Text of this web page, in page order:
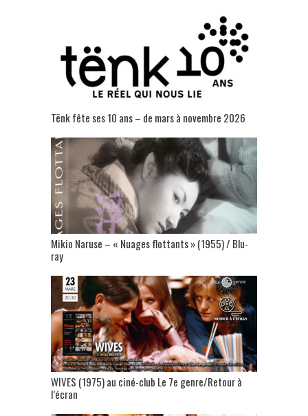
Tënk fête ses 10 ans – de mars à novembre 2026
Mikio Naruse – « Nuages flottants » (1955) / Blu-
ray
WIVES (1975) au ciné-club Le 7e genre/Retour à
l’écran